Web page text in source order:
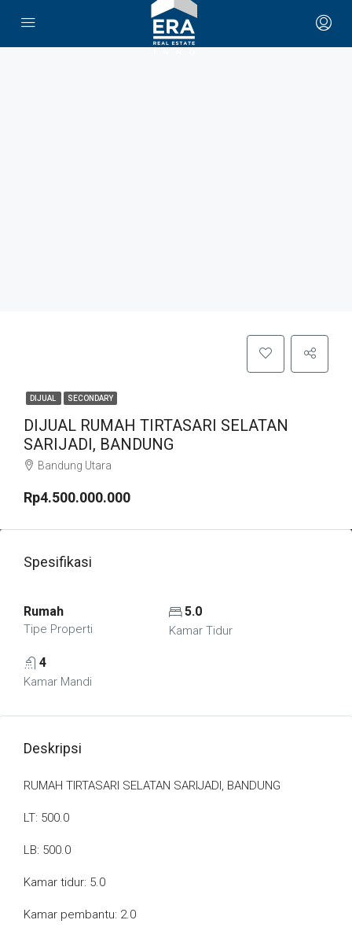
DIJUAL SECONDARY
DIJUAL RUMAH TIRTASARI SELATAN
SARIJADI, BANDUNG
Bandung Utara
Rp4.500.000.000
Spesifikasi
Rumah
Tipe Properti
5.0
Kamar Tidur
4
Kamar Mandi
Deskripsi
RUMAH TIRTASARI SELATAN SARIJADI, BANDUNG
LT: 500.0
LB: 500.0
Kamar tidur: 5.0
Kamar pembantu: 2.0